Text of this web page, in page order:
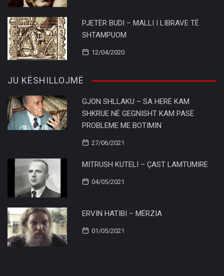
PJETËR BUDI – MALLI I LIBRAVE TË
SHTAMPUOM
12/04/2020
JU KËSHILLOJMË
GJON SHLLAKU – SA HERË KAM
SHKRUE NË GEGNISHT KAM PASË
PROBLEME ME BOTIMIN
27/06/2021
MITRUSH KUTELI – ÇAST LAMTUMIRE
04/05/2021
ERVIN HATIBI – MËRZIA
01/05/2021